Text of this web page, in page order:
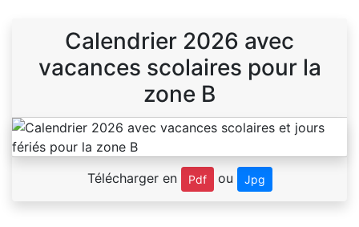
Calendrier 2026 avec
vacances scolaires pour la
zone B
Télécharger en Pdf ou Jpg